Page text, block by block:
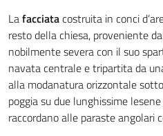
Lafacciatacostruita in conci
resto della chiesa, proveniente
nobilmente severa con il suo
navata centrale e tripartita da
alla modanatura orizzontale
poggia su due lunghissime
raccordano alle paraste angolari